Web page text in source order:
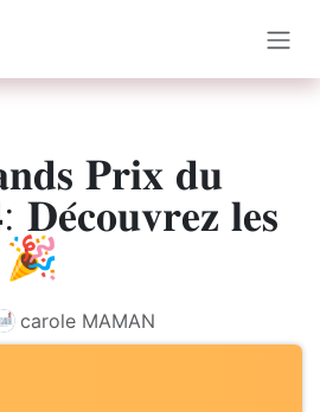
𝐏𝐫𝐢𝐱 𝐝𝐮
𝐃𝐞́𝐜𝐨𝐮𝐯𝐫𝐞𝐳 𝐥𝐞𝐬
🎉
carole MAMAN